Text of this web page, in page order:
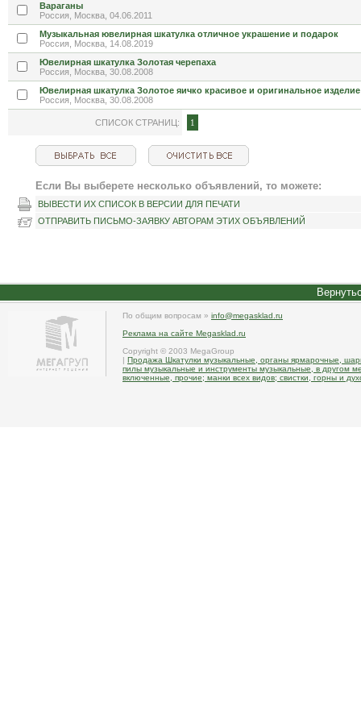
Вараганы
Россия, Москва, 04.06.2011
Музыкальная ювелирная шкатулка отличное украшение и подарок
Россия, Москва, 14.08.2019
Ювелирная шкатулка Золотая черепаха
Россия, Москва, 30.08.2008
Ювелирная шкатулка Золотое яичко красивое и оригинальное изделие
Россия, Москва, 30.08.2008
СПИСОК СТРАНИЦ: 1
Если Вы выберете несколько объявлений, то можете:
ВЫВЕСТИ ИХ СПИСОК В ВЕРСИИ ДЛЯ ПЕЧАТИ
ОТПРАВИТЬ ПИСЬМО-ЗАЯВКУ АВТОРАМ ЭТИХ ОБЪЯВЛЕНИЙ
По общим вопросам » info@megasklad.ru
Реклама на сайте Megasklad.ru
Copyright © 2003 MegaGroup
| Продажа Шкатулки музыкальные, органы ярмарочные,
пилы музыкальные и инструменты музыкальные, в другом
включенные, прочие; манки всех видов; свистки, горны и